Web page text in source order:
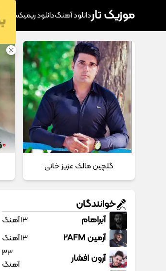
موزیک تاردانلود آهنگدانلود ریمیکس
گلچین مالک عزیز خانی
خوانندگان
آبراهام 13 آهنگ
آرمین 2AFM 13 آهنگ
آرون افشار
33
آهنگ